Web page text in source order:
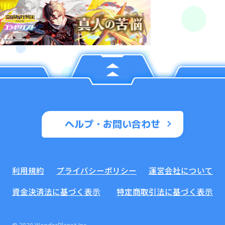
ヘルプ・お問い合わせ
利用規約 プライバシーポリシー
運営会社について
資金決済法に基づく表示
特定商取引法に基づく表示